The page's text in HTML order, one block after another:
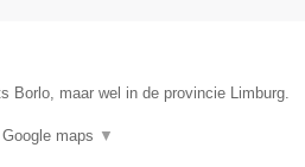
Borlo, maar wel in de provincie Limburg.
Google maps ▼